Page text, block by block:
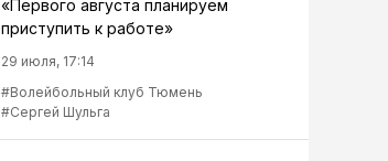
«Первого августа планируем
приступить к работе»
29 июля, 17:14
#Волейбольный клуб Тюмень
#Сергей Шульга